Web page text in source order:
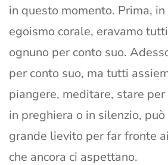
in questo momento. Prima,
egoismo corale, eravamo
ognuno per conto suo.
per conto suo, ma tutti
piangere, meditare, stare
in preghiera o in silenzio, può
grande lievito per far fronte
che ancora ci aspettano.